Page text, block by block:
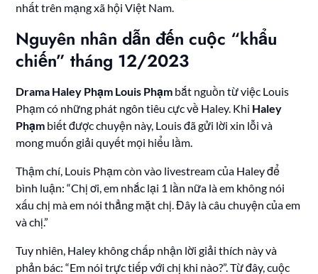
nhất trên mạng xã hội Việt Nam.
Nguyên nhân dẫn đến cuộc “khẩu
chiến” tháng 12/2023
Drama Haley Phạm Louis Phạm bắt nguồn từ việc Louis
Phạm có những phát ngôn tiêu cực về Haley. Khi Haley
Phạm biết được chuyện này, Louis đã gửi lời xin lỗi và
mong muốn giải quyết mọi hiểu lầm.
Thậm chí, Louis Phạm còn vào livestream của Haley để
bình luận: “Chị ơi, em nhắc lại 1 lần nữa là em không nói
xấu chị mà em nói thẳng mặt chị. Đây là câu chuyện của em
và chị.”
Tuy nhiên, Haley không chấp nhận lời giải thích này và
phản bác: “Em nói trực tiếp với chị khi nào?”. Từ đây, cuộc